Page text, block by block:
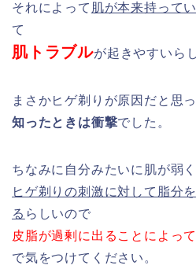
それによって 肌が本来持って
て
肌トラブルが起きやすいら
まさかヒゲ剃りが原因だと思
知ったときは衝撃でした。
ちなみに自分みたいに肌が弱く
ヒゲ剃りの刺激に対して脂分
る らしいので
皮脂が過剰に出ることによっ
で気をつけてください。